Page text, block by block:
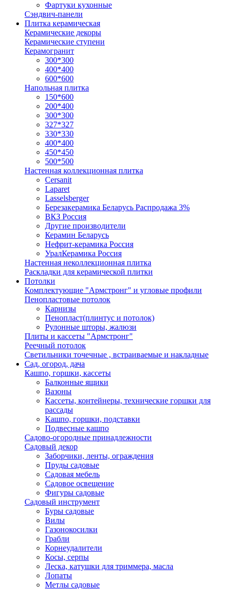
Фартуки кухонные
Сэндвич-панели
Плитка керамическая
Керамические декоры
Керамические ступени
Керамогранит
300*300
400*400
600*600
Напольная плитка
150*600
200*400
300*300
327*327
330*330
400*400
450*450
500*500
Настенная коллекционная плитка
Cersanit
Laparet
Lasselsberger
Березакерамика Беларусь Распродажа 3%
ВКЗ Россия
Другие производители
Керамин Беларусь
Нефрит-керамика Россия
УралКерамика Россия
Настенная неколлекционная плитка
Раскладки для керамической плитки
Потолки
Комплектующие "Армстронг" и угловые профили
Пенопластовые потолок
Карнизы
Пенопласт(плинтус и потолок)
Рулонные шторы, жалюзи
Плиты и кассеты "Армстронг"
Реечный потолок
Светильники точечные , встраиваемые и накладные
Сад, огород, дача
Кашпо, горшки, кассеты
Балконные ящики
Вазоны
Кассеты, контейнеры, технические горшки для
рассады
Кашпо, горшки, подставки
Подвесные кашпо
Садово-огородные принадлежности
Садовый декор
Заборчики, ленты, ограждения
Пруды садовые
Садовая мебель
Садовое освещение
Фигуры садовые
Садовый инструмент
Буры садовые
Вилы
Газонокосилки
Грабли
Корнеудалители
Косы, серпы
Леска, катушки для триммера, масла
Лопаты
Метлы садовые